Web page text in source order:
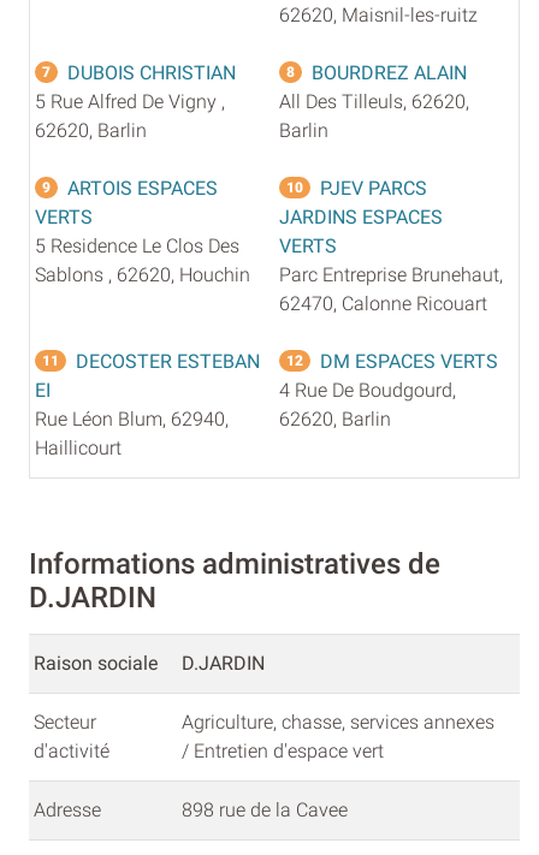
62620, Maisnil-les-ruitz
7
DUBOIS CHRISTIAN
5 Rue Alfred De Vigny ,
62620, Barlin
8
BOURDREZ ALAIN
All Des Tilleuls, 62620,
Barlin
9
ARTOIS ESPACES
VERTS
5 Residence Le Clos Des
Sablons , 62620, Houchin
10
PJEV PARCS
JARDINS ESPACES
VERTS
Parc Entreprise Brunehaut,
62470, Calonne Ricouart
11
DECOSTER ESTEBAN
EI
Rue Léon Blum, 62940,
Haillicourt
12
DM ESPACES VERTS
4 Rue De Boudgourd,
62620, Barlin
Informations administratives de
D.JARDIN
Raison sociale D.JARDIN
Secteur
d'activité
Agriculture, chasse, services annexes
/ Entretien d'espace vert
Adresse 898 rue de la Cavee